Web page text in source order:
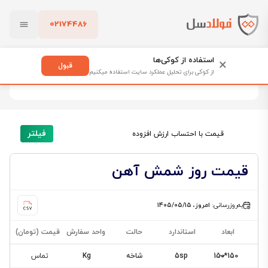
02174486
پاک کردن
قیمت شمش آهن
قیمت شمش آهن
قیمت با احتساب ارزش افزوده فیلتر
قیمت روز شمش آهن
به‌روزرسانی: امروز، ۱۴۰۵/۰۵/۱۵
ابعاد استاندارد حالت واحد سفارش قیمت (تومان)
150*150
5sp شاخه Kg تماس
× استفاده از کوکی‌ها
از کوکی برای تحلیل عملکرد سایت استفاده میکنیم
قبول